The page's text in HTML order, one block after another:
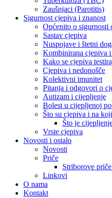
Zaušnjaci (Parotitis)
Sigurnost cjepiva i znanost
Općenito o sigurnosti
Sastav cjepiva
Nuspojave i štetni
Kombinirana cjepiva
Kako se cjepiva
Cjepiva i nedonošče
Kolektivni imunitet
Pitanja i odgovori o
Autizam i cijepljenje
Bolest u cijepljenoj
Što su cjepiva i na
Što je
Vrste cjepiva
Novosti i ostalo
Novosti
Priče
Striborove
Linkovi
O nama
Kontakt